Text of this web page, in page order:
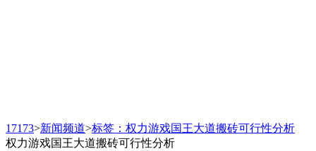
17173>新闻频道>标签：权力游戏国王大道搬砖可行性分析
权力游戏国王大道搬砖可行性分析